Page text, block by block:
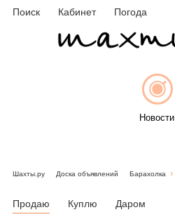
Поиск Кабинет Погода
Новости
Шахты.ру Доска объявлений Барахолка
Продаю Куплю Даром